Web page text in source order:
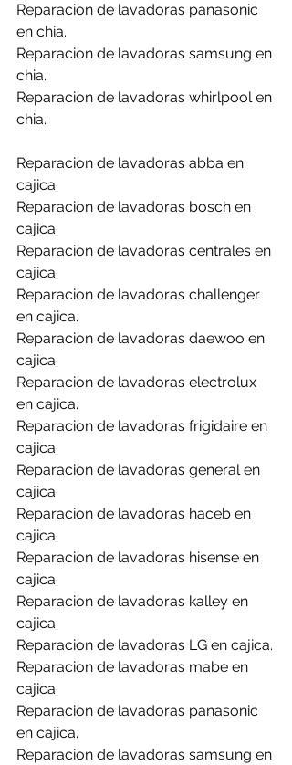
Reparacion de lavadoras panasonic
en chia.
Reparacion de lavadoras samsung en
chia.
Reparacion de lavadoras whirlpool en
chia.
Reparacion de lavadoras abba en
cajica.
Reparacion de lavadoras bosch en
cajica.
Reparacion de lavadoras centrales en
cajica.
Reparacion de lavadoras challenger
en cajica.
Reparacion de lavadoras daewoo en
cajica.
Reparacion de lavadoras electrolux
en cajica.
Reparacion de lavadoras frigidaire en
cajica.
Reparacion de lavadoras general en
cajica.
Reparacion de lavadoras haceb en
cajica.
Reparacion de lavadoras hisense en
cajica.
Reparacion de lavadoras kalley en
cajica.
Reparacion de lavadoras LG en cajica.
Reparacion de lavadoras mabe en
cajica.
Reparacion de lavadoras panasonic
en cajica.
Reparacion de lavadoras samsung en